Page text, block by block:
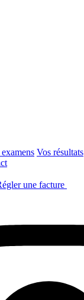
Vos résultats
une facture